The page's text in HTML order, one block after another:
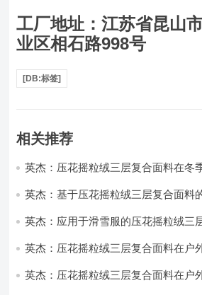
工厂地址：江苏省昆山
业区相石路998号
[DB:标签]
相关推荐
英杰：压花摇粒绒三层复合面料在冬
英杰：基于压花摇粒绒三层复合面料
英杰：应用于滑雪服的压花摇粒绒三
英杰：压花摇粒绒三层复合面料在户
英杰：压花摇粒绒三层复合面料在户